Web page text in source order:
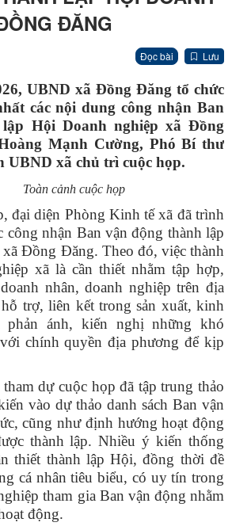
ĐĂNG
Đọc bài Lưu
UBND xã Đồng Đăng tổ chức
các nội dung công nhận Ban
Hội Doanh nghiệp xã Đồng
Mạnh Cường, Phó Bí thư
UBND xã chủ trì cuộc họp.
Toàn cảnh cuộc họp
đại diện Phòng Kinh tế xã đã trình
công nhận Ban vận động thành lập
Đồng Đăng. Theo đó, việc thành
xã là cần thiết nhằm tập hợp,
nhân, doanh nghiệp trên địa
trợ, liên kết trong sản xuất, kinh
phản ánh, kiến nghị những khó
chính quyền địa phương để kịp
dự cuộc họp đã tập trung thảo
vào dự thảo danh sách Ban vận
cũng như định hướng hoạt động
thành lập. Nhiều ý kiến thống
thiết thành lập Hội, đồng thời đề
cá nhân tiêu biểu, có uy tín trong
tham gia Ban vận động nhằm
động.